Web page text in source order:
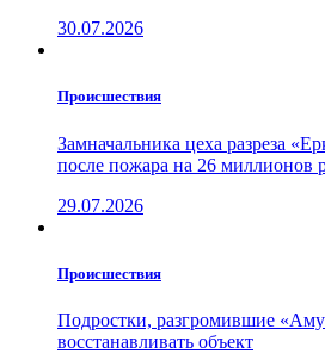
30.07.2026
Проиcшествия
Замначальника цеха разреза
после пожара на 26 миллионов
29.07.2026
Проиcшествия
Подростки, разгромившие
восстанавливать объект